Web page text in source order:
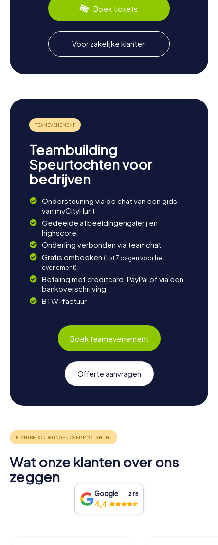
zoals het belang van de visserij voor de lokale economie.
Ook kun je tijdens een tussenstop in een van de vele
charmante restaurants genieten van de culinaire
specialiteiten van de regio, zoals de beroemde paella en
verse zeevruchten.
Ervaringen na de speurtocht in El Campello
schoonheid van de Costa Blanca. Een wandeling langs de
promenade biedt je de mogelijkheid om het
adembenemende kustlandschap in volle glorie te
ervaren. Of je kunt ontspannen in een van de gezellige
weten over de lokale cultuur, is een bezoek aan de
nabijgelegen stad Alicante de moeite waard, met zijn
historische gebouwen en levendige straten. Laat je
betoveren door de diversiteit en charme van El Campello
en beleef onvergetelijke momenten tijdens je
myCityHunt speurtochten.
Boek tickets
Voor zakelijke klanten
Teambuilding
Speurtochten voor
bedrijven
Ondersteuning via de chat van een gids
van myCityHunt
Gedeelde afbeeldingengalerij en
highscore
Onderling verbonden via teamchat
Gratis omboeken (tot 7 dagen voor het
evenement)
Betaling met creditcard, PayPal of via een
bankoverschrijving
BTW-factuur
Boek teamevenement
Offerte aanvragen
Wat onze klanten over ons
zeggen
Google 2.118
4,4